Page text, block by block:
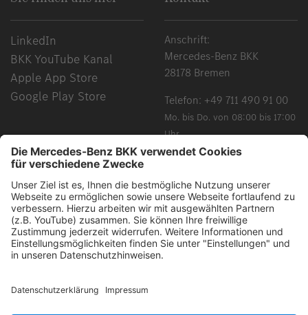
LinkedIn
BKK YouTube Kanal
Apple App Store
Google Play Store
Anschrift:
Mercedes-Benz BKK
28178 Bremen
Telefon: +49 711 490 91 00
Mo. bis Do. von 08:00 bis 17:00
Uhr
Fr. von 08:00 bis 15:00 Uhr
Chancengleichheit, Vielfalt, Offenheit und Respekt gehören
zu unseren Grundüberzeugungen. Grundsätzlich schließen
alle gewählten Begriffe alle Geschlechter und Identitäten ein.